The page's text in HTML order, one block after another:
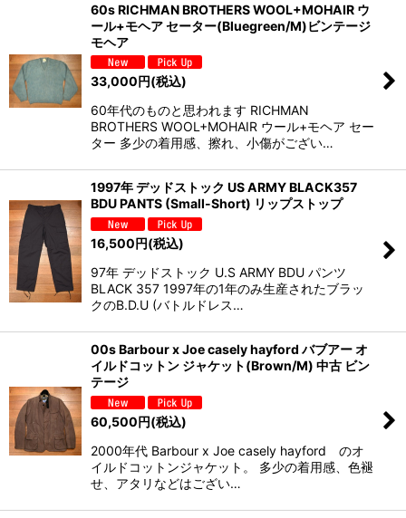
60s RICHMAN BROTHERS WOOL+MOHAIR ウ
ール+モヘア セーター(Bluegreen/M)ビンテージ
モヘア
33,000円(税込)
60年代のものと思われます RICHMAN
BROTHERS WOOL+MOHAIR ウール+モヘア セー
ター 多少の着用感、擦れ、小傷がござい…
1997年 デッドストック US ARMY BLACK357
BDU PANTS (Small-Short) リップストップ
16,500円(税込)
97年 デッドストック U.S ARMY BDU パンツ
BLACK 357 1997年の1年のみ生産されたブラッ
クのB.D.U (バトルドレス…
00s Barbour x Joe casely hayford バブアー オ
イルドコットン ジャケット(Brown/M) 中古 ビン
テージ
60,500円(税込)
2000年代 Barbour x Joe casely hayford のオ
イルドコットンジャケット。 多少の着用感、色褪
せ、アタリなどはござい…